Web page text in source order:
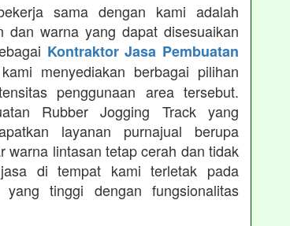
sama dengan kami adalah
dan warna yang dapat disesuaikan
Kontraktor Jasa Pembuatan
menyediakan berbagai pilihan
penggunaan area tersebut.
Rubber Jogging Track yang
layanan purnajual berupa
warna lintasan tetap cerah dan tidak
di tempat kami terletak pada
tinggi dengan fungsionalitas